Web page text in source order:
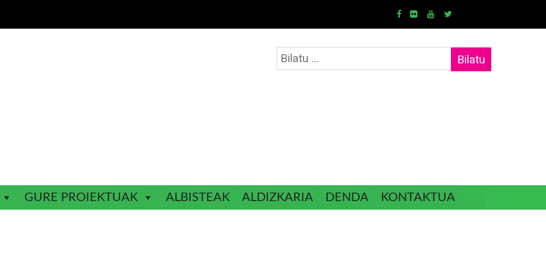
Bilatu:
GURE PROIEKTUAK ALBISTEAK ALDIZKARIA DENDA KONTAKTUA